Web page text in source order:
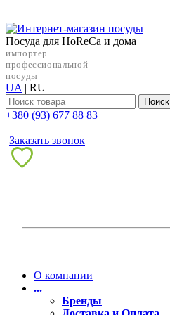
Посуда для HoReCa и дома
импортер
профессиональной
посуды
UA | RU
Поиск
+38‎0 (93) 677 88 83
Заказать звонок
О компании
...
Бренды